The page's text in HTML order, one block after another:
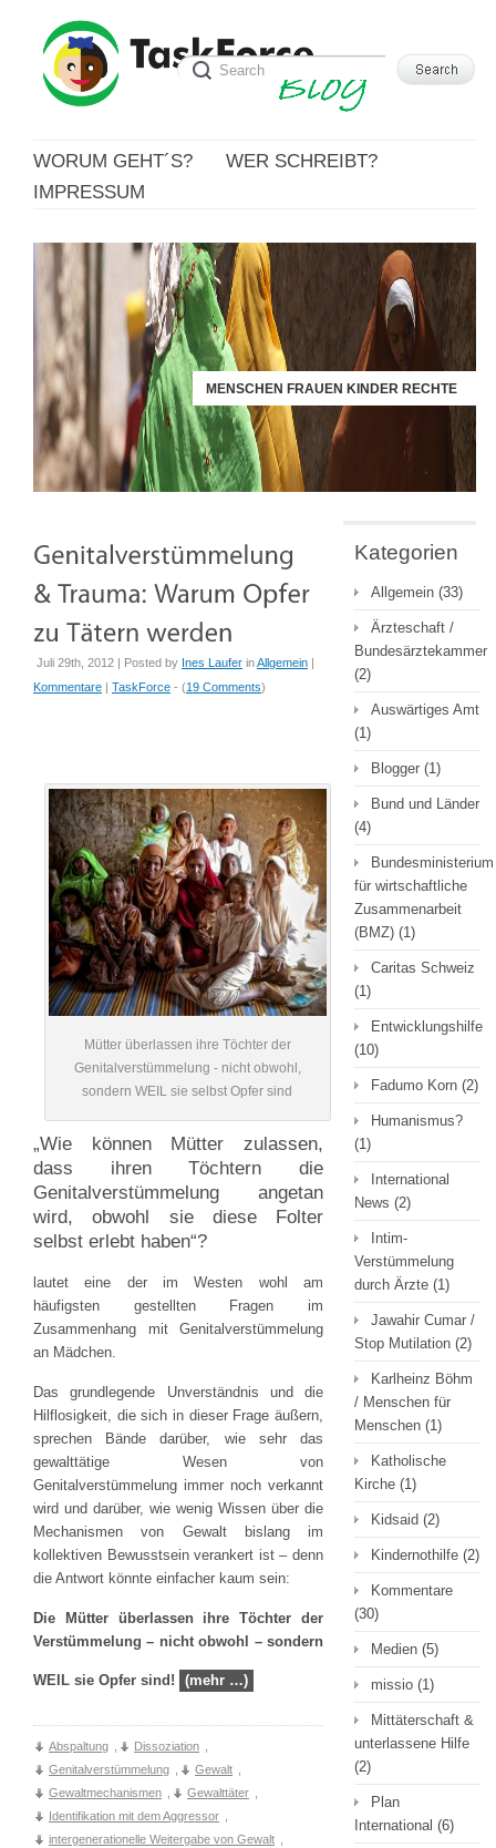
WORUM GEHT´S?
WER SCHREIBT?
IMPRESSUM
MENSCHEN FRAUEN KINDER RECHTE
Juli 29th, 2012 | Posted by Ines Laufer inAllgemein |
Kommentare | TaskForce - (19 Comments)
Mütter überlassen ihre Töchter der
Genitalverstümmelung - nicht obwohl,
sondern WEIL sie selbst Opfer sind
„Wie können Mütter zulassen,
dass ihren Töchtern die
Genitalverstümmelung angetan
wird, obwohl sie diese Folter
selbst erlebt haben“?
lautet eine der im Westen wohl am
häufigsten gestellten Fragen im
Zusammenhang mit Genitalverstümmelung
an Mädchen.
Das grundlegende Unverständnis und die
Hilflosigkeit, die sich in dieser Frage äußern,
sprechen Bände darüber, wie sehr das
gewalttätige Wesen von
Genitalverstümmelung immer noch verkannt
wird und darüber, wie wenig Wissen über die
Mechanismen von Gewalt bislang im
kollektiven Bewusstsein verankert ist – denn
die Antwort könnte einfacher kaum sein:
Die Mütter überlassen ihre Töchter der
Verstümmelung – nichtobwohl – sondern
WEIL sie Opfer sind! (mehr …)
Abspaltung , Dissoziation ,
Genitalverstümmelung , Gewalt ,
Gewaltmechanismen , Gewalttäter ,
Identifikation mit dem Aggressor ,
intergenerationelle Weitergabe von Gewalt ,
Kategorien
Allgemein (33)
Ärzteschaft /
Bundesärztekammer
(2)
Auswärtiges Amt
(1)
Blogger (1)
Bund und Länder
(4)
Bundesministerium
für wirtschaftliche
Zusammenarbeit
(BMZ) (1)
Caritas Schweiz
(1)
Entwicklungshilfe
(10)
Fadumo Korn (2)
Humanismus?
(1)
International
News (2)
Intim-
Verstümmelung
durch Ärzte (1)
Jawahir Cumar /
Stop Mutilation (2)
Karlheinz Böhm
/ Menschen für
Menschen (1)
Katholische
Kirche (1)
Kidsaid (2)
Kindernothilfe (2)
Kommentare
(30)
Medien (5)
missio (1)
Mittäterschaft &
unterlassene Hilfe
(2)
Plan
International (6)